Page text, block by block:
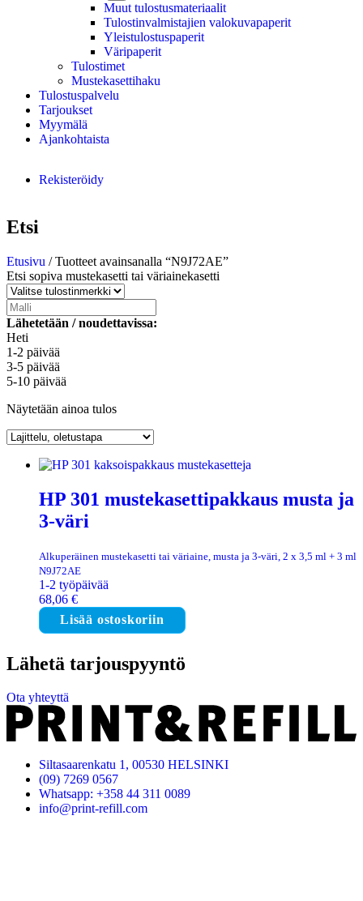
Muut tulostusmateriaalit
Tulostinvalmistajien valokuvapaperit
Yleistulostuspaperit
Väripaperit
Tulostimet
Mustekasettihaku
Tulostuspalvelu
Tarjoukset
Myymälä
Ajankohtaista
Rekisteröidy
Etsi
Etusivu / Tuotteet avainsanalla “N9J72AE”
Etsi sopiva mustekasetti tai väriainekasetti
Lähetetään / noudettavissa:
Heti
1-2 päivää
3-5 päivää
5-10 päivää
Näytetään ainoa tulos
HP 301 mustekasettipakkaus musta ja
3-väri
Alkuperäinen mustekasetti tai väriaine, musta ja 3-väri, 2 x 3,5 ml + 3 ml
N9J72AE
1-2 työpäivää
68,06 €
Lisää ostoskoriin
Lähetä tarjouspyyntö
Ota yhteyttä
Siltasaarenkatu 1, 00530 HELSINKI
(09) 7269 0567
Whatsapp: +358 44 311 0089
info@print-refill.com